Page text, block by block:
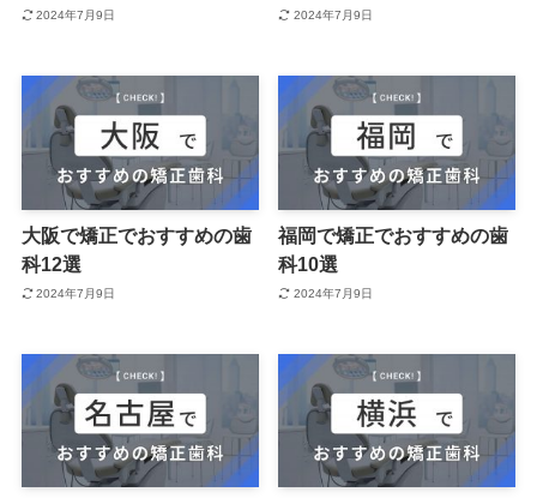
2024年7月9日 2024年7月9日
大阪で矯正でおすすめの歯
科12選
2024年7月9日
福岡で矯正でおすすめの歯
科10選
2024年7月9日